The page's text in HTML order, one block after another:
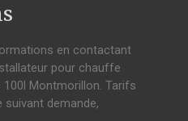
en contactant
pour chauffe
Montmorillon. Tarifs
suivant demande,